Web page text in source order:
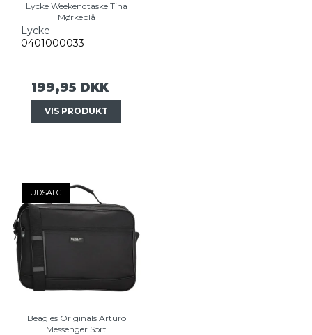
Lycke Weekendtaske Tina
Mørkeblå
Lycke
0401000033
199,95 DKK
VIS PRODUKT
UDSALG
Beagles Originals Arturo
Messenger Sort